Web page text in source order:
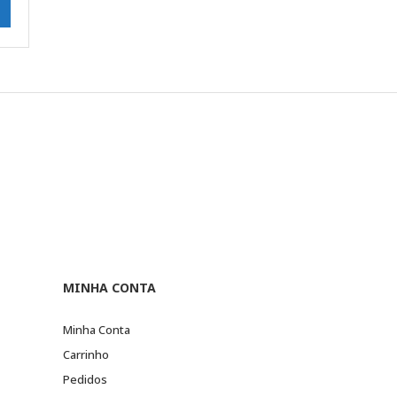
MINHA CONTA
Minha Conta
Carrinho
Pedidos